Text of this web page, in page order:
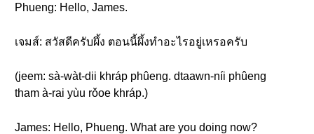
Phueng: Hello, James.
เจมส์: สวัสดีครับผึ้ง ตอนนี้ผึ้งทำอะไรอยู่เหรอครับ
(jeem: sà-wàt-dii khráp phûeng. dtaawn-níi phûeng
tham à-rai yùu rǒoe khráp.)
James: Hello, Phueng. What are you doing now?